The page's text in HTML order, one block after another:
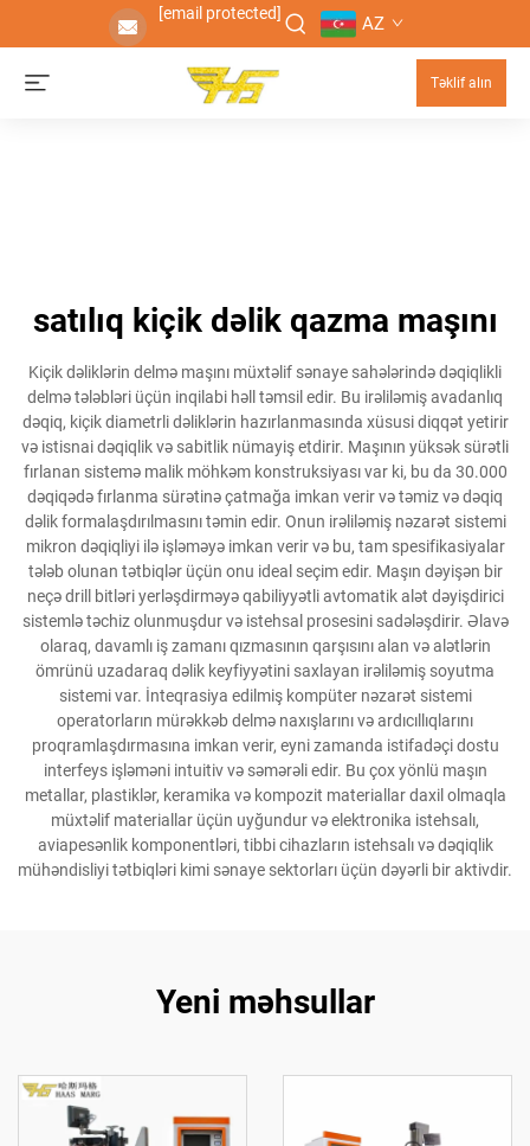
[email protected] AZ
Təklif alın
satılıq kiçik dəlik qazma maşını
Kiçik dəliklərin delmə maşını müxtəlif sənaye sahələrində dəqiqlikli
delmə tələbləri üçün inqilabi həll təmsil edir. Bu irəliləmiş avadanlıq
dəqiq, kiçik diametrli dəliklərin hazırlanmasında xüsusi diqqət yetirir
və istisnai dəqiqlik və sabitlik nümayiş etdirir. Maşının yüksək sürətli
fırlanan sistemə malik möhkəm konstruksiyası var ki, bu da 30.000
dəqiqədə fırlanma sürətinə çatmağa imkan verir və təmiz və dəqiq
dəlik formalaşdırılmasını təmin edir. Onun irəliləmiş nəzarət sistemi
mikron dəqiqliyi ilə işləməyə imkan verir və bu, tam spesifikasiyalar
tələb olunan tətbiqlər üçün onu ideal seçim edir. Maşın dəyişən bir
neçə drill bitləri yerləşdirməyə qabiliyyətli avtomatik alət dəyişdirici
sistemlə təchiz olunmuşdur və istehsal prosesini sadələşdirir. Əlavə
olaraq, davamlı iş zamanı qızmasının qarşısını alan və alətlərin
ömrünü uzadaraq dəlik keyfiyyətini saxlayan irəliləmiş soyutma
sistemi var. İnteqrasiya edilmiş kompüter nəzarət sistemi
operatorların mürəkkəb delmə naxışlarını və ardıcıllıqlarını
proqramlaşdırmasına imkan verir, eyni zamanda istifadəçi dostu
interfeys işləməni intuitiv və səmərəli edir. Bu çox yönlü maşın
metallar, plastiklər, keramika və kompozit materiallar daxil olmaqla
müxtəlif materiallar üçün uyğundur və elektronika istehsalı,
aviapesənlik komponentləri, tibbi cihazların istehsalı və dəqiqlik
mühəndisliyi tətbiqləri kimi sənaye sektorları üçün dəyərli bir aktivdir.
Yeni məhsullar